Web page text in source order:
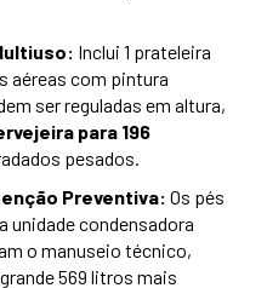
Inclui 1 prateleira
aéreas com pintura
ser reguladas em altura,
para 196
pesados.
Preventiva: Os pés
unidade condensadora
o manuseio técnico,
569 litros mais